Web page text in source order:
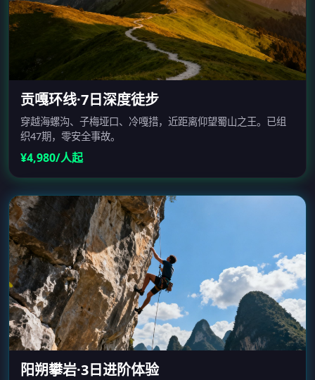
贡嘎环线·7日深度徒步
穿越海螺沟、子梅垭口、冷嘎措，近距离仰望蜀山之王。已组
织47期，零安全事故。
¥4,980/人起
阳朔攀岩·3日进阶体验